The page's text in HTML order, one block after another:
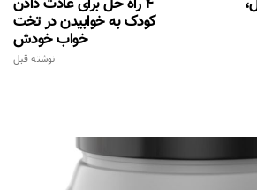
کودک به خوابیدن در تخت
خواب خودش
نوشته قبل